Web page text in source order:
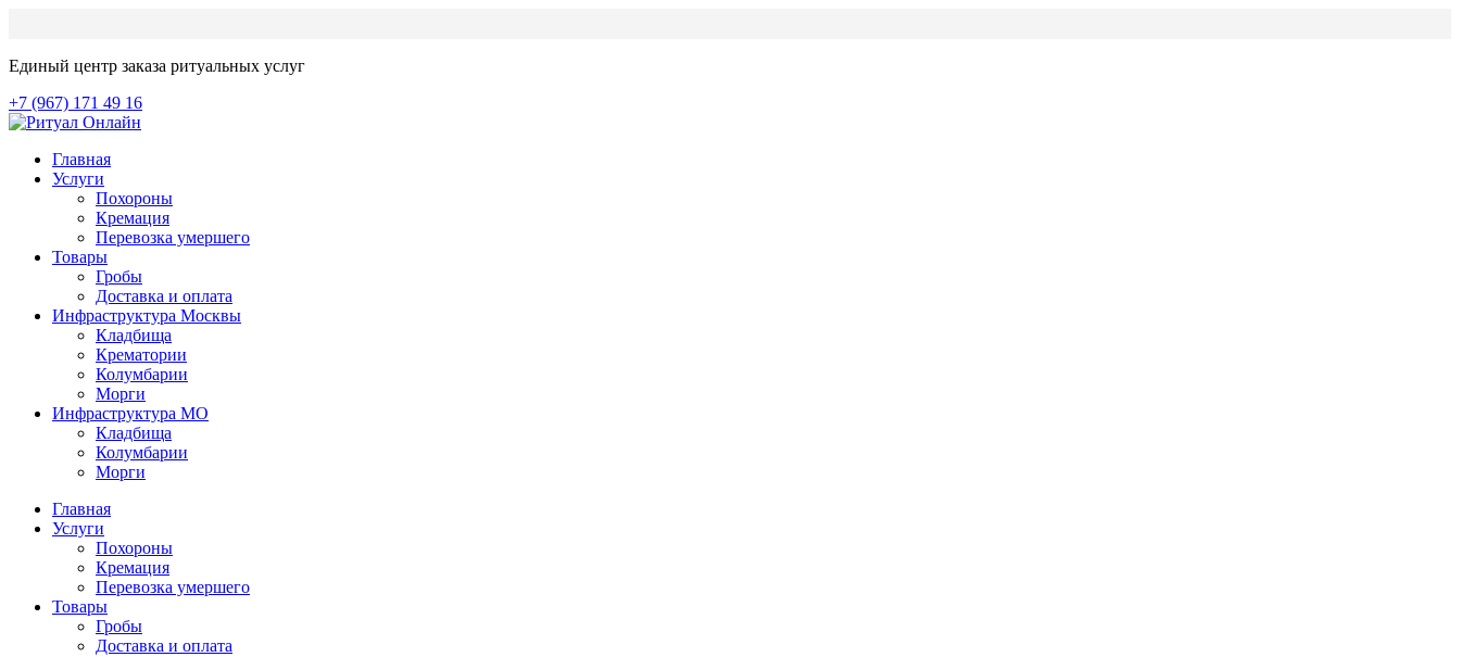
Единый центр заказа ритуальных услуг
+7 (967) 171 49 16
Главная
Услуги
Похороны
Кремация
Перевозка умершего
Товары
Гробы
Доставка и оплата
Инфраструктура Москвы
Кладбища
Крематории
Колумбарии
Морги
Инфраструктура МО
Кладбища
Колумбарии
Морги
Главная
Услуги
Похороны
Кремация
Перевозка умершего
Товары
Гробы
Доставка и оплата